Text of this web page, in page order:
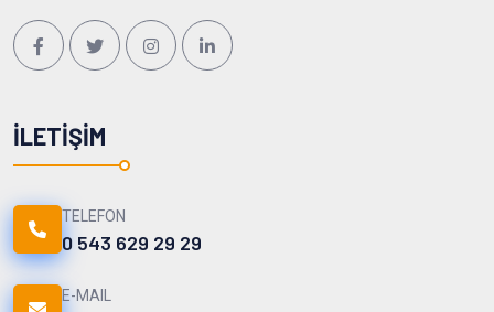
İLETIŞIM
TELEFON
0 543 629 29 29
E-MAIL